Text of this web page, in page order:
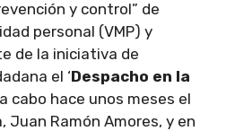
y control” de
personal (VMP) y
de la iniciativa de
el ‘Despacho en la
cabo hace unos meses el
Juan Ramón Amores, y en